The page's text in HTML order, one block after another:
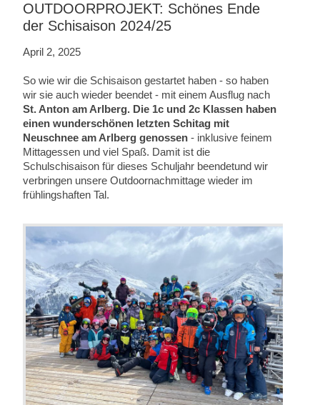
OUTDOORPROJEKT: Schönes Ende
der Schisaison 2024/25
April 2, 2025
So wie wir die Schisaison gestartet haben - so haben
wir sie auch wieder beendet - mit einem Ausflug nach
St. Anton am Arlberg. Die 1c und 2c Klassen haben
einen wunderschönen letzten Schitag mit
Neuschnee am Arlberg genossen - inklusive feinem
Mittagessen und viel Spaß. Damit ist die
Schulschisaison für dieses Schuljahr beendetund wir
verbringen unsere Outdoornachmittage wieder im
frühlingshaften Tal.